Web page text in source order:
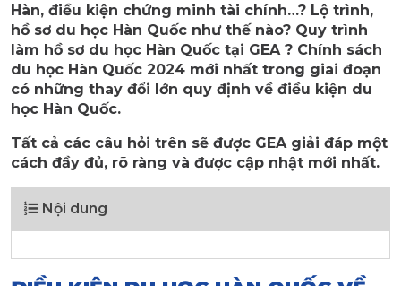
Hàn, điều kiện chứng minh tài chính…? Lộ trình,
hồ sơ du học Hàn Quốc như thế nào? Quy trình
làm hồ sơ du học Hàn Quốc tại GEA ? Chính sách
du học Hàn Quốc 2024 mới nhất trong giai đoạn
có những thay đổi lớn quy định về điều kiện du
học Hàn Quốc.
Tất cả các câu hỏi trên sẽ được GEA giải đáp một
cách đầy đủ, rõ ràng và được cập nhật mới nhất.
Nội dung